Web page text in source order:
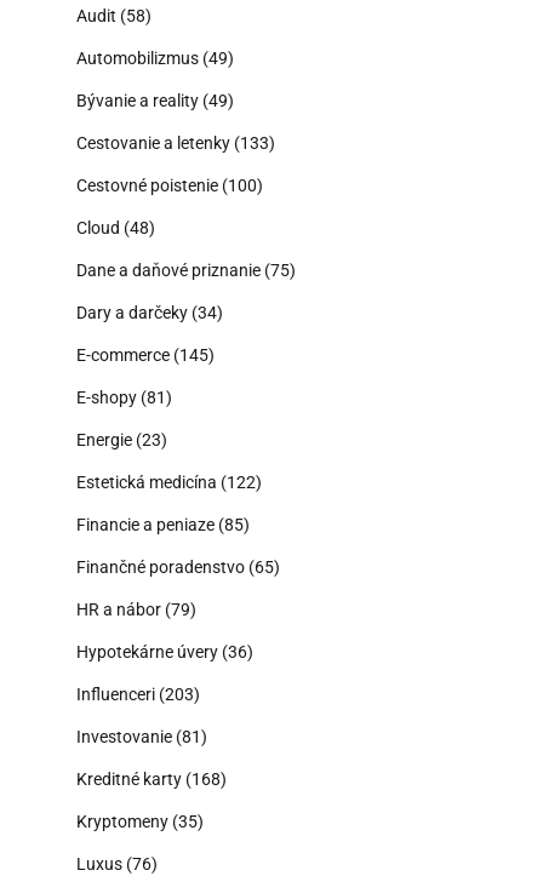
Audit (58)
Automobilizmus (49)
Bývanie a reality (49)
Cestovanie a letenky (133)
Cestovné poistenie (100)
Cloud (48)
Dane a daňové priznanie (75)
Dary a darčeky (34)
E-commerce (145)
E-shopy (81)
Energie (23)
Estetická medicína (122)
Financie a peniaze (85)
Finančné poradenstvo (65)
HR a nábor (79)
Hypotekárne úvery (36)
Influenceri (203)
Investovanie (81)
Kreditné karty (168)
Kryptomeny (35)
Luxus (76)